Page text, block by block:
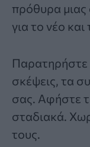
πρόθυρα μιας
για το νέο
Παρατηρήστε
σκέψεις, τα
σας. Αφήστε
σταδιακά.
τους.